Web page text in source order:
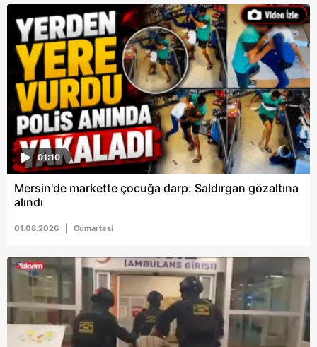
01:10
Mersin'de markette çocuğa darp: Saldırgan gözaltına
alındı
01.08.2026 Cumartesi